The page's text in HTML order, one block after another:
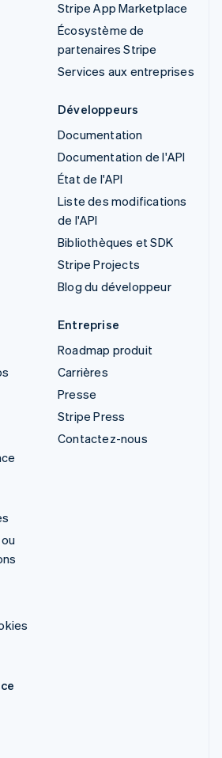
Stripe App Marketplace
Écosystème de
partenaires Stripe
Services aux entreprises
Développeurs
Documentation
Documentation de l'API
État de l'API
Liste des modifications
de l'API
Bibliothèques et SDK
Stripe Projects
Blog du développeur
Entreprise
Roadmap produit
Carrières
Presse
Stripe Press
Contactez-nous